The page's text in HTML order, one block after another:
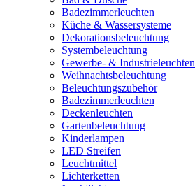
Badezimmerleuchten
Küche & Wassersysteme
Dekorationsbeleuchtung
Systembeleuchtung
Gewerbe- & Industrieleuchten
Weihnachtsbeleuchtung
Beleuchtungszubehör
Badezimmerleuchten
Deckenleuchten
Gartenbeleuchtung
Kinderlampen
LED Streifen
Leuchtmittel
Lichterketten